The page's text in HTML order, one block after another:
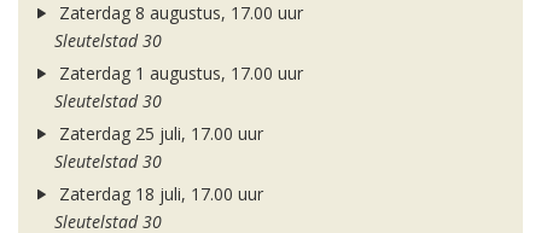
Zaterdag 8 augustus, 17.00 uur
Sleutelstad 30
Zaterdag 1 augustus, 17.00 uur
Sleutelstad 30
Zaterdag 25 juli, 17.00 uur
Sleutelstad 30
Zaterdag 18 juli, 17.00 uur
Sleutelstad 30